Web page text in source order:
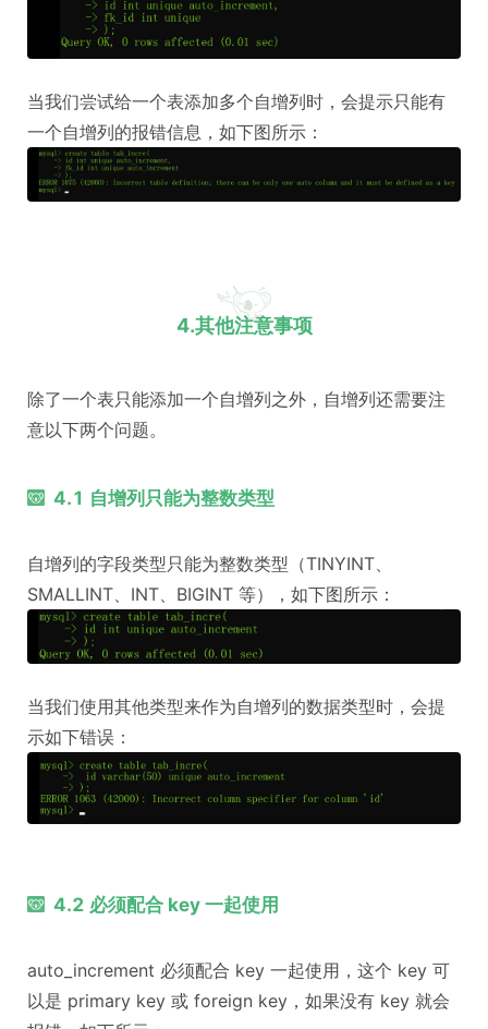
当我们尝试给一个表添加多个自增列时，会提示只能有
一个自增列的报错信息，如下图所示：
4.其他注意事项
除了一个表只能添加一个自增列之外，自增列还需要注
意以下两个问题。
4.1 自增列只能为整数类型
自增列的字段类型只能为整数类型（TINYINT、
SMALLINT、INT、BIGINT 等），如下图所示：
当我们使用其他类型来作为自增列的数据类型时，会提
示如下错误：
4.2 必须配合 key 一起使用
auto_increment 必须配合 key 一起使用，这个 key 可
以是 primary key 或 foreign key，如果没有 key 就会